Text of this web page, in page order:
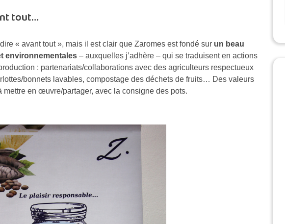
tout…
« avant tout », mais il est clair que Zaromes est fondé sur un beau
environnementales – auxquelles j’adhère – qui se traduisent en actions
: partenariats/collaborations avec des agriculteurs respectueux
bonnets lavables, compostage des déchets de fruits… Des valeurs
mettre en œuvre/partager, avec la consigne des pots.